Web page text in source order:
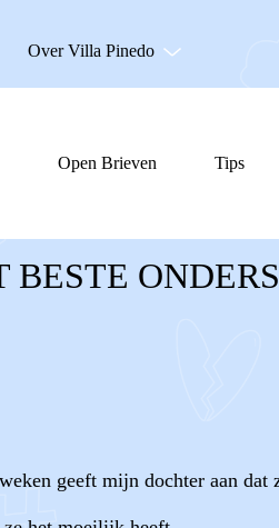
Over Villa Pinedo
Open Brieven Tips
geeft mijn dochter aan